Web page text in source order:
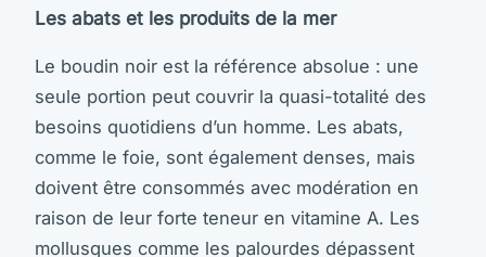
Les abats et les produits de la mer
Le boudin noir est la référence absolue : une
seule portion peut couvrir la quasi-totalité des
besoins quotidiens d’un homme. Les abats,
comme le foie, sont également denses, mais
doivent être consommés avec modération en
raison de leur forte teneur en vitamine A. Les
mollusques comme les palourdes dépassent